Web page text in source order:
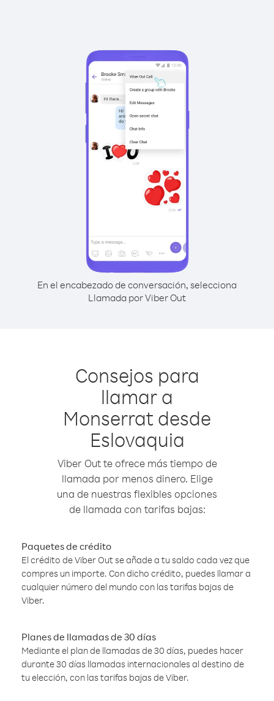
En el encabezado de conversación, selecciona
Llamada por Viber Out
Consejos para
llamar a
Monserrat desde
Eslovaquia
Viber Out te ofrece más tiempo de
llamada por menos dinero. Elige
una de nuestras flexibles opciones
de llamada con tarifas bajas:
Paquetes de crédito
El crédito de Viber Out se añade a tu saldo cada vez que
compres un importe. Con dicho crédito, puedes llamar a
cualquier número del mundo con las tarifas bajas de
Viber.
Planes de llamadas de 30 días
Mediante el plan de llamadas de 30 días, puedes hacer
durante 30 días llamadas internacionales al destino de
tu elección, con las tarifas bajas de Viber.